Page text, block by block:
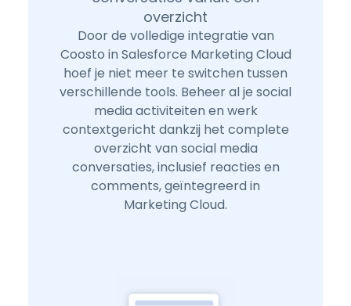
overzicht
Door de volledige integratie van
Coosto in Salesforce Marketing Cloud
hoef je niet meer te switchen tussen
verschillende tools. Beheer al je social
media activiteiten en werk
contextgericht dankzij het complete
overzicht van social media
conversaties, inclusief reacties en
comments, geïntegreerd in
Marketing Cloud.